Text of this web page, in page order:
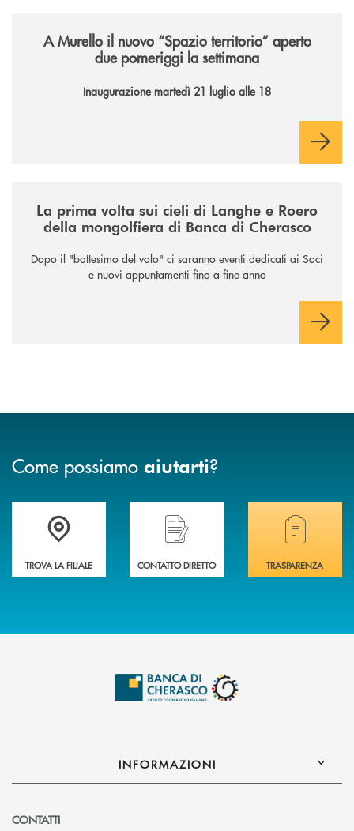
A Murello il nuovo “Spazio territorio” aperto
due pomeriggi la settimana
Inaugurazione martedì 21 luglio alle 18
La prima volta sui cieli di Langhe e Roero
della mongolfiera di Banca di Cherasco
Dopo il "battesimo del volo" ci saranno eventi dedicati ai Soci
e nuovi appuntamenti fino a fine anno
Come possiamo aiutarti?
Accedi all' elenco completo delle filiali .
TROVA LA FILIALE
Hai bisogno di assistenza immediata?
CONTATTO DIRETTO
Hai bisogno di
TRASPARENZA
INFORMAZIONI
CONTATTI